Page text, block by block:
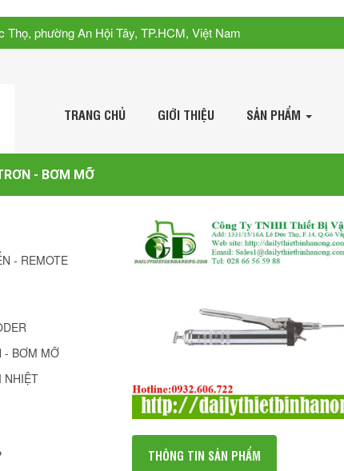
Thọ, phường An Hội Tây, TP.HCM, Việt Nam
TRANG CHỦ GIỚI THIỆU SẢN PHẨM
- BƠM MỠ
THÔNG TIN SẢN PHẨM
- REMOTE
- BƠM MỠ
NHIỆT